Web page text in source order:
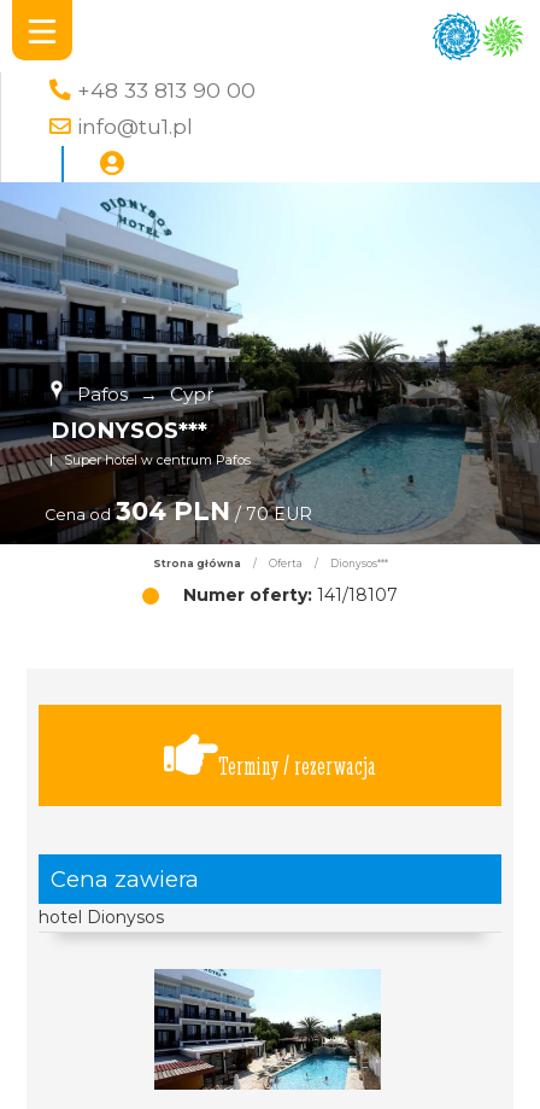
+48 33 813 90 00
info@tu1.pl
Pafos → Cypr
DIONYSOS***
Super hotel w centrum Pafos
Cena od 304 PLN/ 70 EUR
Strona główna / Oferta / Dionysos***
Numer oferty: 141/18107
Terminy / rezerwacja
Cena zawiera
hotel Dionysos